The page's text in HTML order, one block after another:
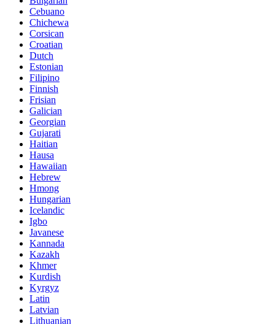
Cebuano
Chichewa
Corsican
Croatian
Dutch
Estonian
Filipino
Finnish
Frisian
Galician
Georgian
Gujarati
Haitian
Hausa
Hawaiian
Hebrew
Hmong
Hungarian
Icelandic
Igbo
Javanese
Kannada
Kazakh
Khmer
Kurdish
Kyrgyz
Latin
Latvian
Lithuanian